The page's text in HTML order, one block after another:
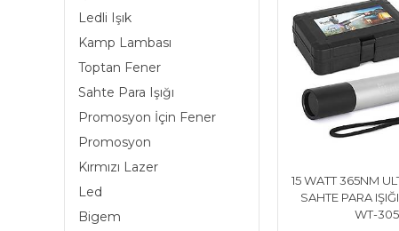
Ledli Işık
Kamp Lambası
Toptan Fener
Sahte Para Işığı
Promosyon İçin Fener
Promosyon
Kırmızı Lazer
Led
Bigem
15 WATT 365NM
SAHTE PARA
WT-305